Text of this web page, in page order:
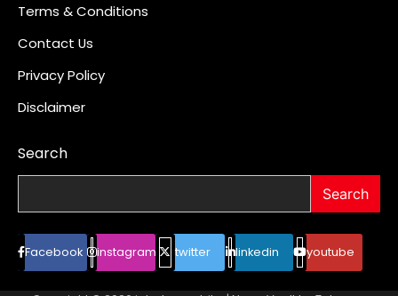
Terms & Conditions
Contact Us
Privacy Policy
Disclaimer
Search
Search
Facebook instagram twitter linkedin youtube